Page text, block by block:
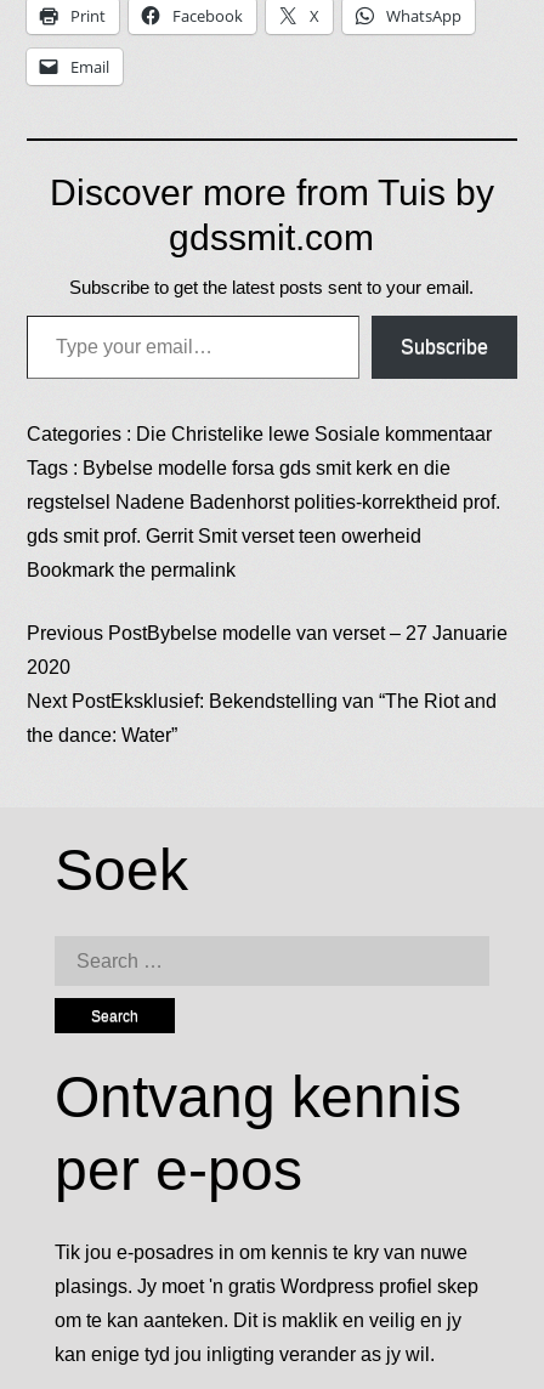
Print Facebook X WhatsApp
Email
Discover more from Tuis by
gdssmit.com
Subscribe to get the latest posts sent to your email.
Type your email…
Subscribe
Categories : Die Christelike lewe Sosiale kommentaar
Tags : Bybelse modelle forsa gds smit kerk en die
regstelsel Nadene Badenhorst polities-korrektheid prof.
gds smit prof. Gerrit Smit verset teen owerheid
Bookmark the permalink
Post
navigation
Previous PostBybelse modelle van verset – 27 Januarie
2020
Next PostEksklusief: Bekendstelling van “The Riot and
the dance: Water”
Soek
Search
Ontvang kennis
per e-pos
Tik jou e-posadres in om kennis te kry van nuwe
plasings. Jy moet 'n gratis Wordpress profiel skep
om te kan aanteken. Dit is maklik en veilig en jy
kan enige tyd jou inligting verander as jy wil.